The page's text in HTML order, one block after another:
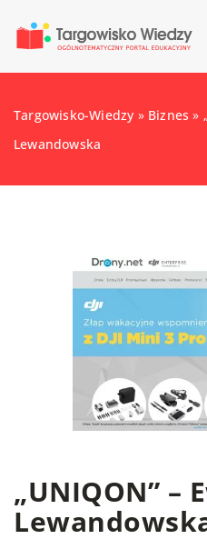
Targowisko-Wiedzy » Biznes »
Lewandowska
„UNIQON” –